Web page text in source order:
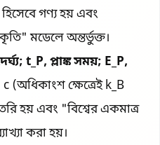
হিসেবে গণ্য হয় এবং
মডেলে অন্তর্ভুক্ত।
t_P, প্লাঙ্ক সময়; E_P,
(অধিকাংশ ক্ষেত্রেই k_B
হয় এবং "বিশ্বের একমাত্র
করা হয়।